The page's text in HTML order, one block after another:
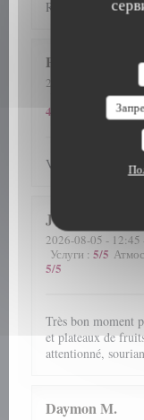
Repas et accueil
Patrick
2026-07-31
-
/5
4
Verzorgd,
J C
2026-08-05 - 12:45
Услуги : 5/5
5/5
Très bon moment
et plateaux de
attentionné,
DaymonM